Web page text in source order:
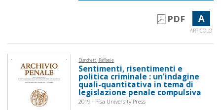
PDF A
ARTICOLO
Bianchetti, Raffaele
Sentimenti, risentimenti e
politica criminale : un'indagine
quali-quantitativa in tema di
legislazione penale compulsiva
2019 - Pisa University Press